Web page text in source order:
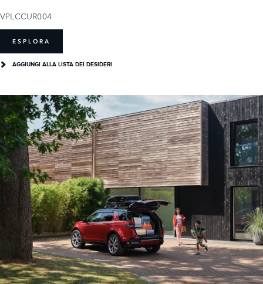
VPLCCUR004
ESPLORA
AGGIUNGI ALLA LISTA DEI DESIDERI